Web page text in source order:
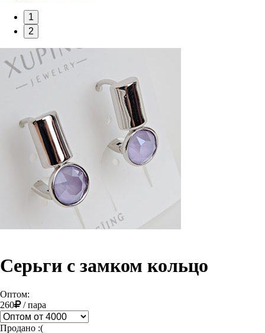
1
2
Серьги с замком кольцо
Оптом:
260
/пара
Продано :(